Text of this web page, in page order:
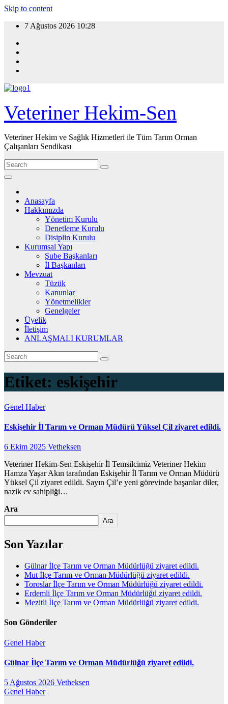
Skip to content
7 Ağustos 2026 10:28
Veteriner Hekim-Sen
Veteriner Hekim ve Sağlık Hizmetleri ile Tüm Tarım Orman
Çalışanları Sendikası
Anasayfa
Hakkımızda
Yönetim Kurulu
Denetleme Kurulu
Disiplin Kurulu
Kurumsal Yapı
Şube Başkanları
İl Başkanları
Mevzuat
Tüzük
Kanunlar
Yönetmelikler
Genelgeler
Üyelik
İletişim
ANLAŞMALI KURUMLAR
Etiket: eskişehir
Genel Haber
Eskişehir İl Tarım ve Orman Müdürü Yüksel Çil ziyaret edildi.
6 Ekim 2025 Vetheksen
Veteriner Hekim-Sen Eskişehir İl Temsilcimiz Veteriner Hekim
Hamza Yaşar Akın tarafından Eskişehir İl Tarım ve Orman Müdürü
Yüksel Çil ziyaret edildi. Sayın Çil’e yeni görevinde başarılar diler,
nazik ev sahipliği…
Ara
Ara
Son Yazılar
Gülnar İlçe Tarım ve Orman Müdürlüğü ziyaret edildi.
Mut İlçe Tarım ve Orman Müdürlüğü ziyaret edildi.
Toroslar İlçe Tarım ve Orman Müdürlüğü ziyaret edildi.
Erdemli İlçe Tarım ve Orman Müdürlüğü ziyaret edildi.
Mezitli İlçe Tarım ve Orman Müdürlüğü ziyaret edildi.
Son Gönderiler
Genel Haber
Gülnar İlçe Tarım ve Orman Müdürlüğü ziyaret edildi.
5 Ağustos 2026 Vetheksen
Genel Haber